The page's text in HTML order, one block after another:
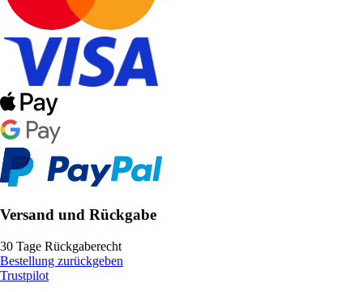
Versand und Rückgabe
30 Tage Rückgaberecht
Bestellung zurückgeben
Trustpilot